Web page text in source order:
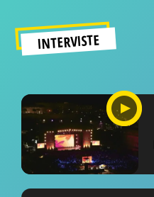
INTERVISTE